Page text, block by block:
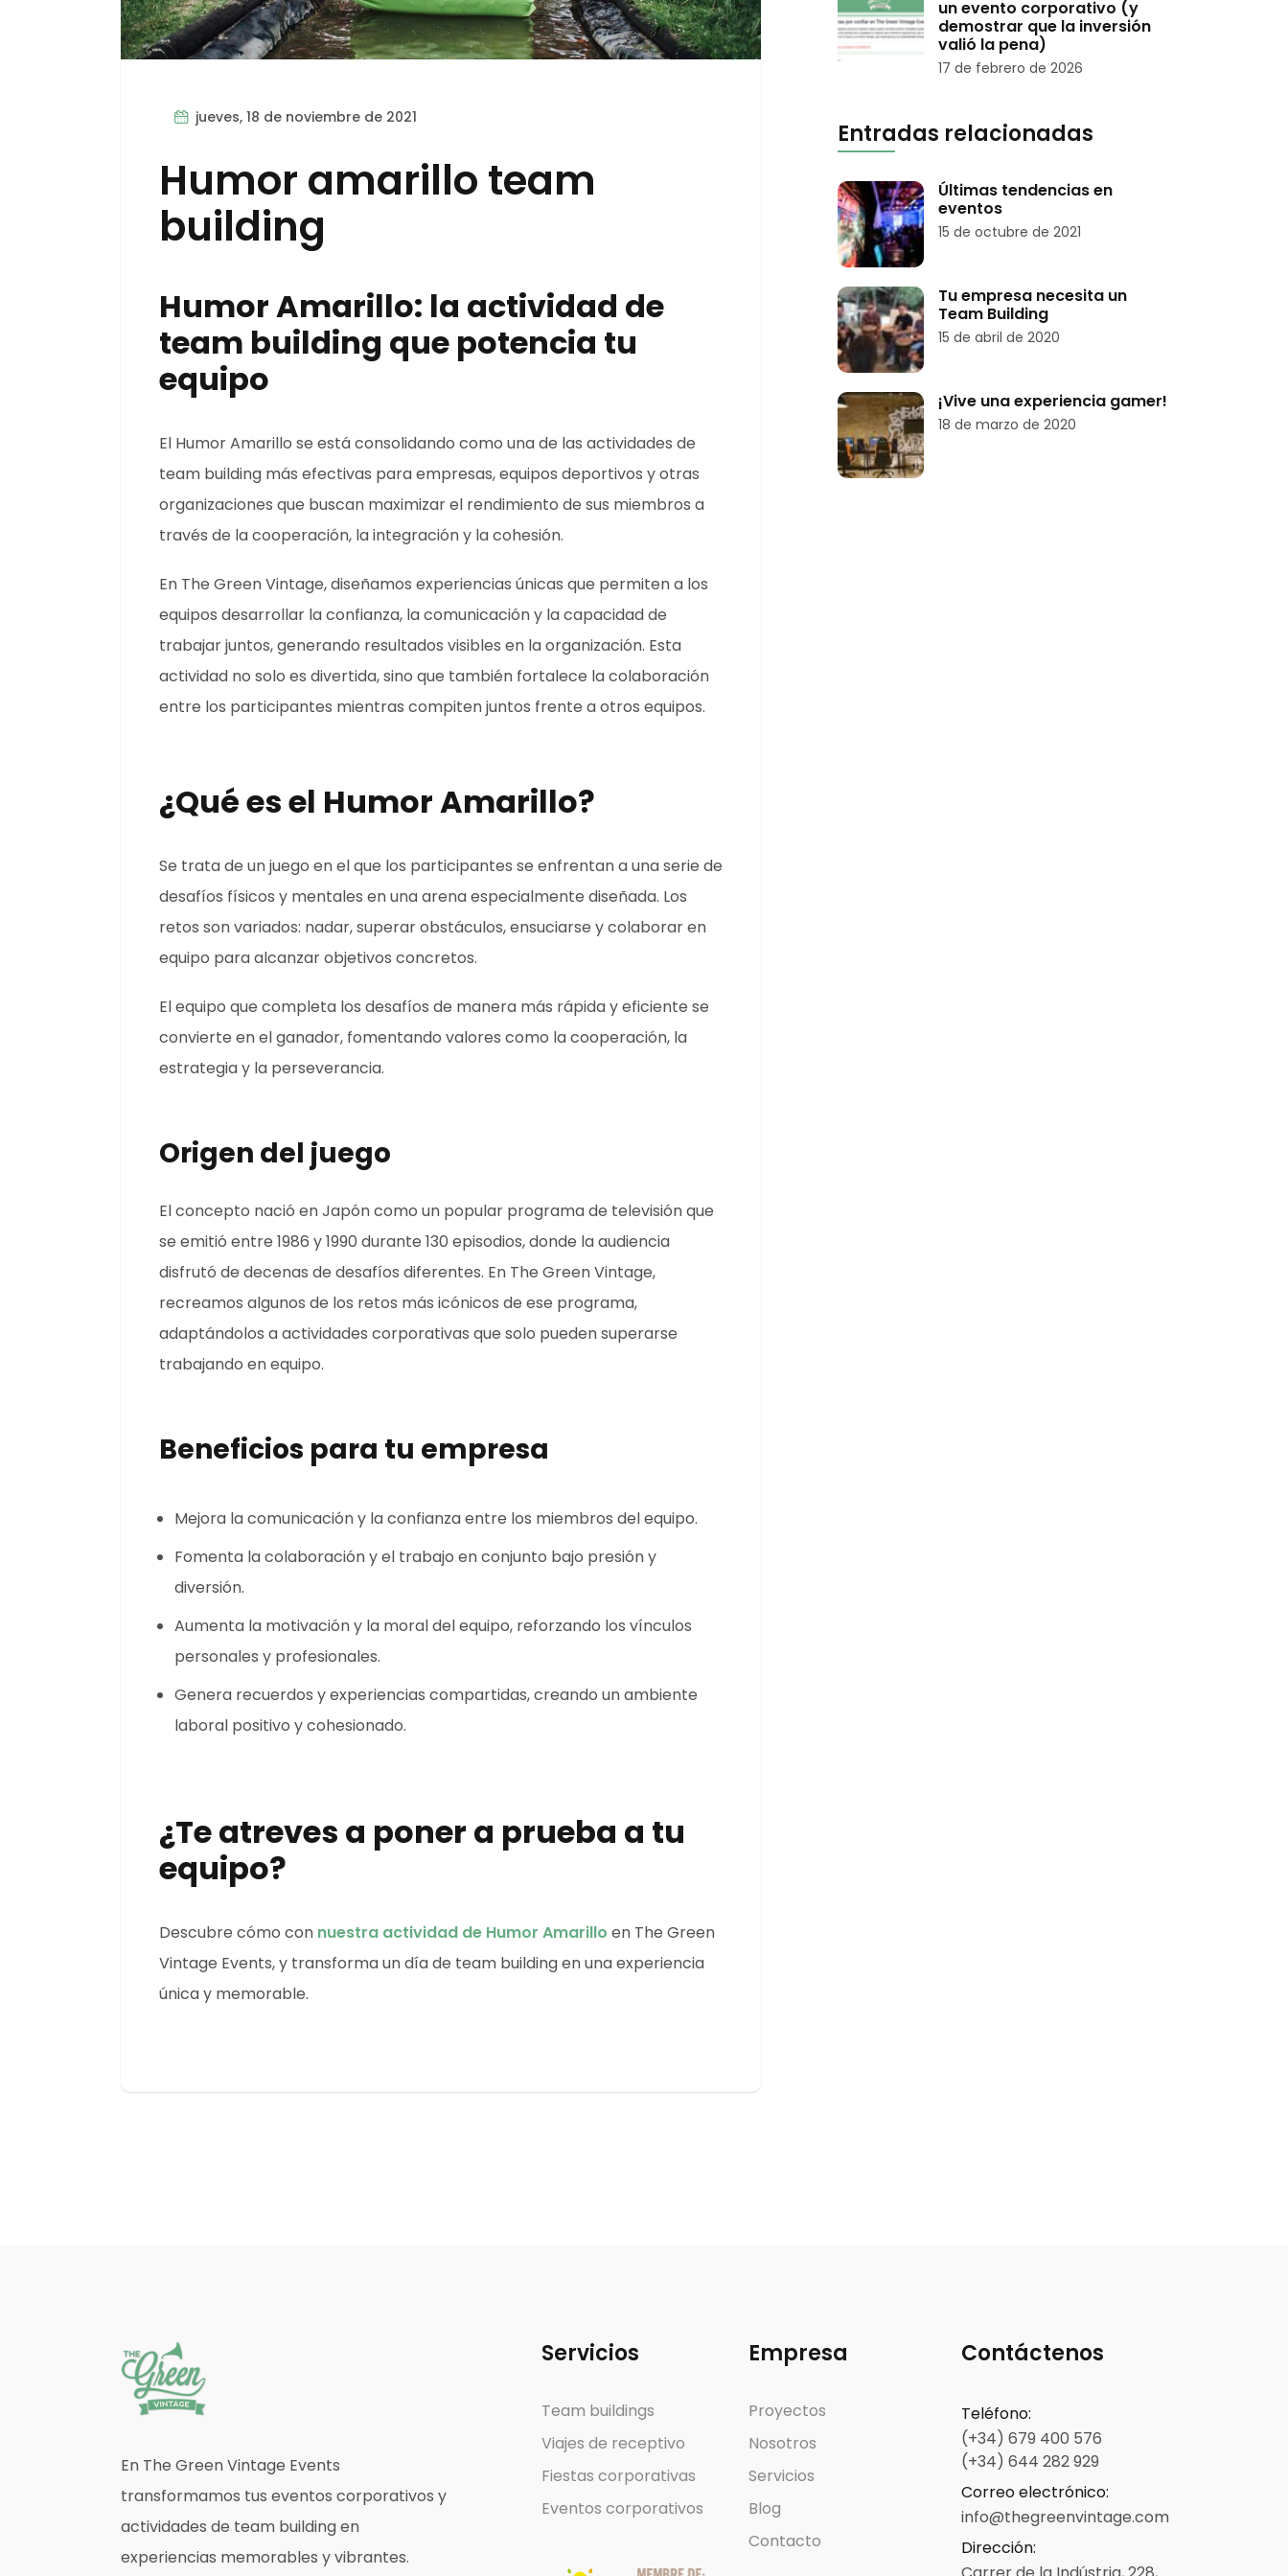
jueves, 18 de noviembre de 2021
Humor amarillo team
building
Humor Amarillo: la actividad de
team building que potencia tu
equipo
El Humor Amarillo se está consolidando como una de las actividades de
team building más efectivas para empresas, equipos deportivos y otras
organizaciones que buscan maximizar el rendimiento de sus miembros a
través de la cooperación, la integración y la cohesión.
En The Green Vintage, diseñamos experiencias únicas que permiten a los
equipos desarrollar la confianza, la comunicación y la capacidad de
trabajar juntos, generando resultados visibles en la organización. Esta
actividad no solo es divertida, sino que también fortalece la colaboración
entre los participantes mientras compiten juntos frente a otros equipos.
¿Qué es el Humor Amarillo?
Se trata de un juego en el que los participantes se enfrentan a una serie de
desafíos físicos y mentales en una arena especialmente diseñada. Los
retos son variados: nadar, superar obstáculos, ensuciarse y colaborar en
equipo para alcanzar objetivos concretos.
El equipo que completa los desafíos de manera más rápida y eficiente se
convierte en el ganador, fomentando valores como la cooperación, la
estrategia y la perseverancia.
Origen del juego
El concepto nació en Japón como un popular programa de televisión que
se emitió entre 1986 y 1990 durante 130 episodios, donde la audiencia
disfrutó de decenas de desafíos diferentes. En The Green Vintage,
recreamos algunos de los retos más icónicos de ese programa,
adaptándolos a actividades corporativas que solo pueden superarse
trabajando en equipo.
Beneficios para tu empresa
Mejora la comunicación y la confianza entre los miembros del equipo.
Fomenta la colaboración y el trabajo en conjunto bajo presión y
diversión.
Aumenta la motivación y la moral del equipo, reforzando los vínculos
personales y profesionales.
Genera recuerdos y experiencias compartidas, creando un ambiente
laboral positivo y cohesionado.
¿Te atreves a poner a prueba a tu
equipo?
Descubre cómo con nuestra actividad de Humor Amarillo en The Green
Vintage Events, y transforma un día de team building en una experiencia
única y memorable.
un evento corporativo (y
demostrar que la inversión
valió la pena)
17 de febrero de 2026
Entradas relacionadas
Últimas tendencias en
eventos
15 de octubre de 2021
Tu empresa necesita un
Team Building
15 de abril de 2020
¡Vive una experiencia gamer!
18 de marzo de 2020
En The Green Vintage Events
transformamos tus eventos corporativos y
actividades de team building en
experiencias memorables y vibrantes.
Servicios
Team buildings
Viajes de receptivo
Fiestas corporativas
Eventos corporativos
Empresa
Proyectos
Nosotros
Servicios
Blog
Contacto
Contáctenos
Teléfono:
(+34) 679 400 576
(+34) 644 282 929
Correo electrónico:
info@thegreenvintage.com
Dirección: